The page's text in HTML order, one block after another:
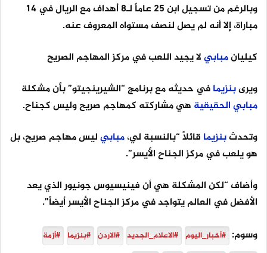
وبالرغم من تسجيل ابن 25 عاماً لـ8 أهداف مع الريال في 14
مباراة، إلا أنه لم يصل لنصف مستواه المعروف عنه.
كيليانمبابيلا يجيد اللعب في مركز المهاجم الصريح
ويرىبنزيمافي حديثه مع برنامج “الشيرينجيتو” بأن مشكلة
مبابيالحقيقية هي مشاركته كمهاجم صريح وليس كجناح.
وتحدثبنزيما قائلاً “بالنسبة لي،مبابيليس مهاجم صريح، بل
هو يلعب في مركز الجناح الأيسر”.
وأضاف “لكن المشكلة هي أن فينيسيوس جونيور الذي يعد
الأفضل في العالم يتواجد في مركز الجناح الأيسر أيضاً”.
وسوم: #أخبار_اليوم #الاعلام_الجديد #الاردن #بنزيما #أزمة